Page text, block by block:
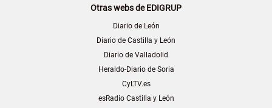
Otras webs de EDIGRUP
Diario de León
Diario de Castilla y León
Diario de Valladolid
Heraldo-Diario de Soria
CyLTV.es
esRadio Castilla y León